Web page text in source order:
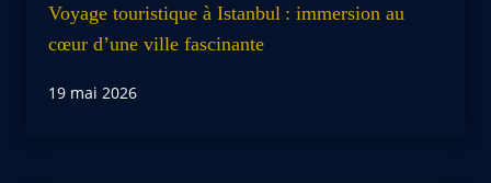
Voyage touristique à Istanbul : immersion au
cœur d’une ville fascinante
19 mai 2026